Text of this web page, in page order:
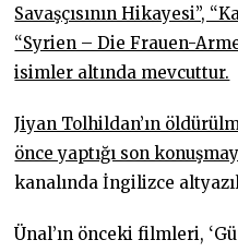
Savaşçısının Hikayesi”,
“Syrien – Die Frauen-
isimler altında mevcuttur.
Jiyan Tolhildan’ın
önce yaptığı son
kanalında İngilizce
Ünal’ın önceki filmleri,